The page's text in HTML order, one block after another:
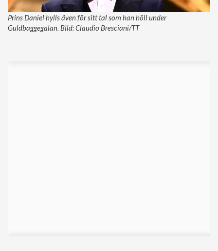
Prins Daniel hylls även för sitt tal som han höll under
Guldbaggegalan. Bild: Claudio Bresciani/TT